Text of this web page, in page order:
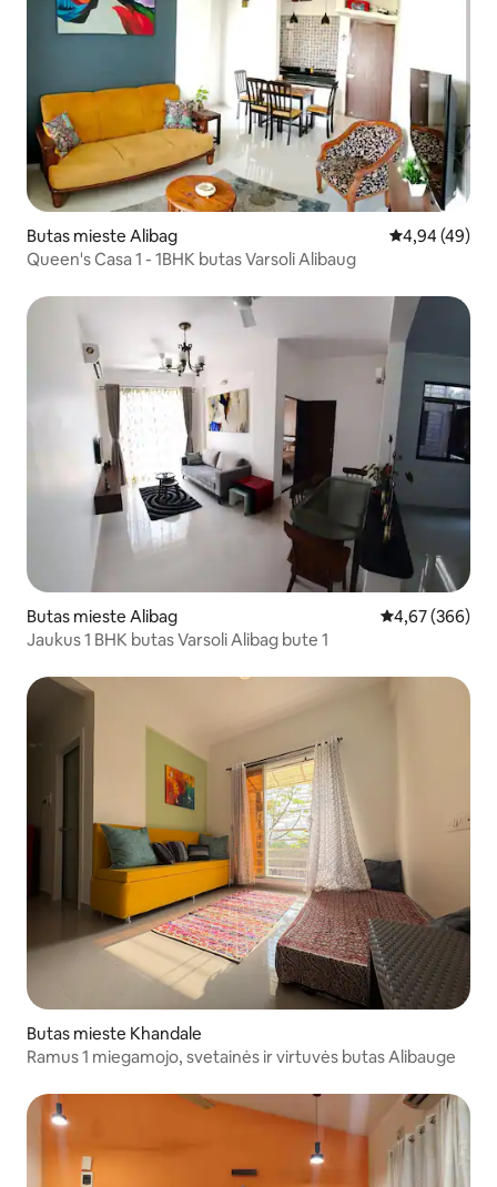
Butas mieste Alibag Vidutinis
4,94 (49)
Queen's Casa 1 - 1BHK butas Varsoli Alibaug
Butas mieste Alibag Vidutinis
4,67 (366)
Jaukus 1 BHK butas Varsoli Alibag bute 1
Butas mieste Khandale
Ramus 1 miegamojo, svetainės ir virtuvės butas Alibauge